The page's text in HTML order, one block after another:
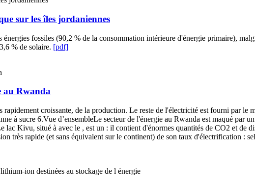
sur les îles jordaniennes
fossiles (90,2 % de la consommation intérieure d'énergie primaire),
% de solaire. [pdf]
au Rwanda
croissante, de la production. Le reste de l'électricité est fourni par le
à sucre 6.Vue d’ensembleLe secteur de l'énergie au Rwanda est maqué par
lac Kivu, situé à avec le , est un : il contient d'énormes quantités de CO2 et de
très rapide (et sans équivalent sur le continent) de son taux d'électrification :